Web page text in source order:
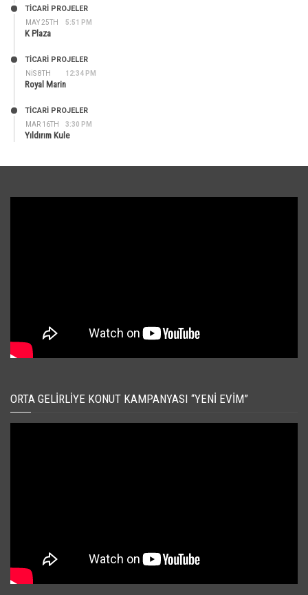
MAY 25TH 5:51 PM
TİCARİ PROJELER
K Plaza
NIS 8TH 12:34 PM
TİCARİ PROJELER
Royal Marin
MAR 16TH 3:30 PM
TİCARİ PROJELER
Yıldırım Kule
ORTA GELIRLIYE KONUT KAMPANYASI “YENI EVIM”